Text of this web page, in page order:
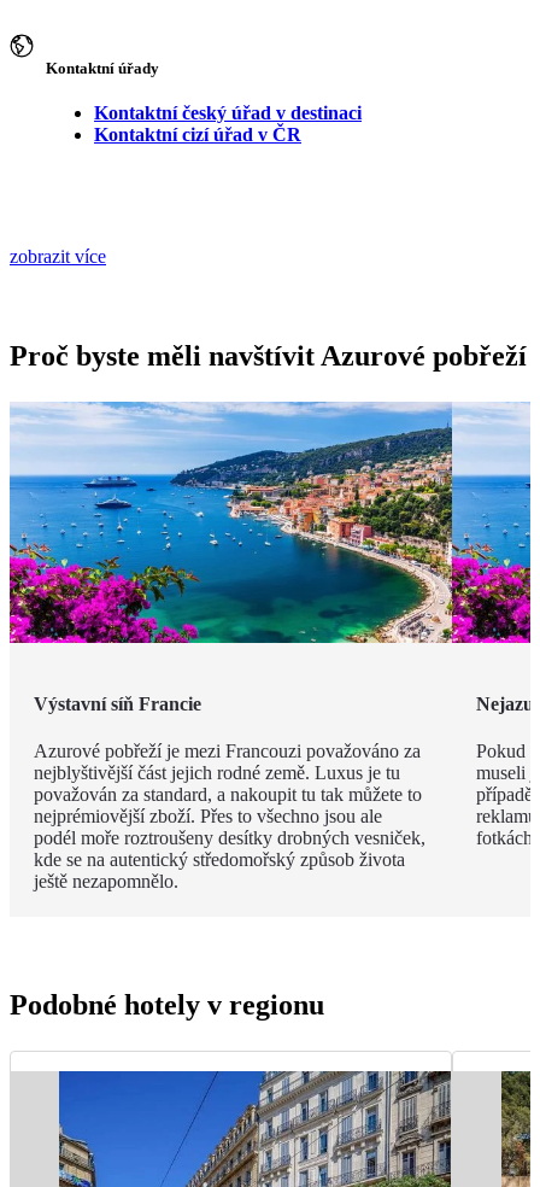
Kontaktní úřady
Kontaktní český úřad v destinaci
Kontaktní cizí úřad v ČR
zobrazit více
Proč byste měli navštívit Azurové pobřeží
Výstavní síň Francie
Azurové pobřeží je mezi Francouzi považováno za
nejblyštivější část jejich rodné země. Luxus je tu
považován za standard, a nakoupit tu tak můžete to
nejprémiovější zboží. Přes to všechno jsou ale
podél moře roztroušeny desítky drobných vesniček,
kde se na autentický středomořský způsob života
ještě nezapomnělo.
Pokud
museli
případě
fotkách!
Podobné hotely v regionu